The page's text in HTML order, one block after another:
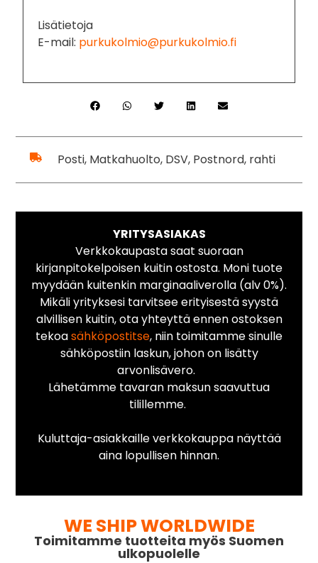
Lisätietoja
E-mail: purkukolmio@purkukolmio.fi
Posti, Matkahuolto, DSV, Postnord, rahti
YRITYSASIAKAS
Verkkokaupasta saat suoraan
kirjanpitokelpoisen kuitin ostosta. Moni tuote
myydään kuitenkin marginaaliverolla (alv 0%).
Mikäli yrityksesi tarvitsee erityisestä syystä
alvillisen kuitin, ota yhteyttä ennen ostoksen
tekoasähköpostitse, niin toimitamme sinulle
sähköpostiin laskun, johon on lisätty
arvonlisävero.
Lähetämme tavaran maksun saavuttua
tilillemme.
Kuluttaja-asiakkaille verkkokauppa näyttää
aina lopullisen hinnan.
WE SHIP WORLDWIDE
Toimitamme tuotteita myös Suomen
ulkopuolelle